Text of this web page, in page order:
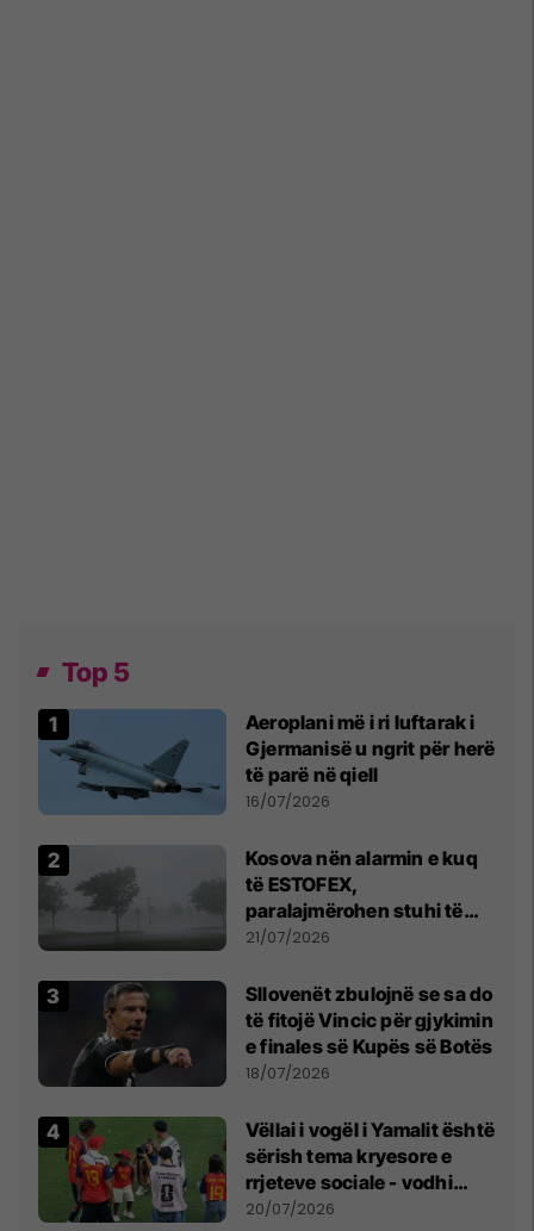
Top 5
Aeroplani më i ri luftarak i
Gjermanisë u ngrit për herë
të parë në qiell
16/07/2026
Kosova nën alarmin e kuq
të ESTOFEX,
paralajmërohen stuhi të
fuqishme me breshër dhe
21/07/2026
Sllovenët zbulojnë se sa do
të fitojë Vincic për gjykimin
e finales së Kupës së Botës
18/07/2026
Vëllai i vogël i Yamalit është
sërish tema kryesore e
rrjeteve sociale - vodhi
vëmendjen pas finales së
20/07/2026